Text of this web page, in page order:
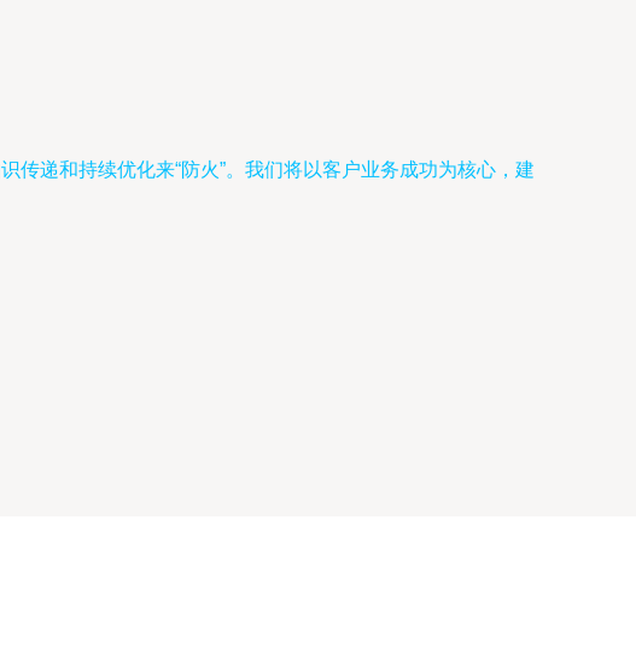
传递和持续优化来“防火”。我们将以客户业务成功为核心，建